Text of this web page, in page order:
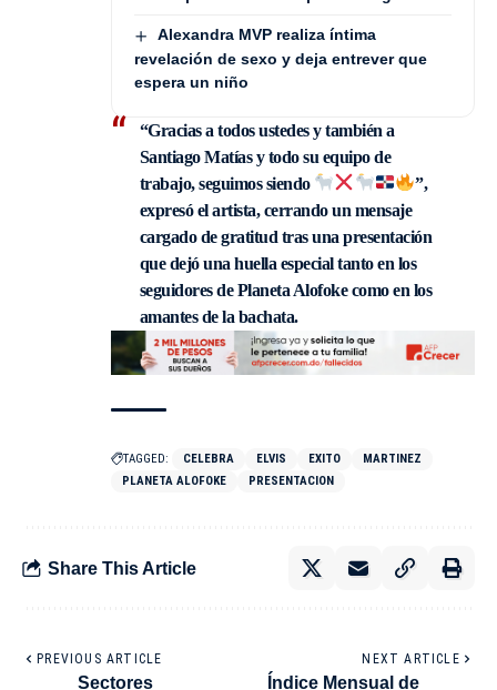
Alexandra MVP realiza íntima
revelación de sexo y deja entrever que
espera un niño
“Gracias a todos ustedes y también a
Santiago Matías y todo su equipo de
trabajo, seguimos siendo
”,
expresó el artista, cerrando un mensaje
cargado de gratitud tras una presentación
que dejó una huella especial tanto en los
seguidores de Planeta Alofoke como en los
amantes de la bachata.
TAGGED: CELEBRA ELVIS EXITO
MARTINEZ
PLANETA ALOFOKE
PRESENTACION
Share This Article
PREVIOUS ARTICLE
Sectores
NEXT ARTICLE
Índice Mensual de